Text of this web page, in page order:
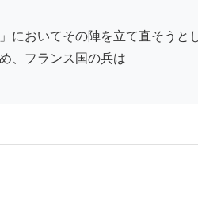
においてその陣を立て直そう
、フランス国の兵は